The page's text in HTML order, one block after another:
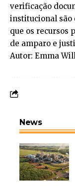
verificação
institucional são
que os recursos
de amparo e
Autor: Emma
News